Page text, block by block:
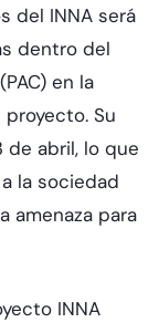
del INNA será
dentro del
en la
Su
abril, lo que
la sociedad
amenaza para
INNA